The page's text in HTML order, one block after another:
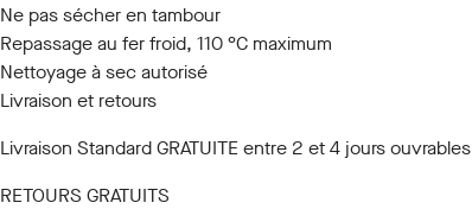
Ne pas sécher en tambour
Repassage au fer froid, 110 °C maximum
Nettoyage à sec autorisé
Livraison et retours
Livraison Standard GRATUITE entre 2 et 4 jours ouvrables
RETOURS GRATUITS